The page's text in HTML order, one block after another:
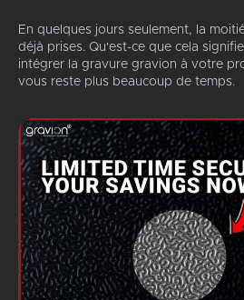
En quelques jours seulement, la
déjà prises. Qu'est-ce que cela
intégrer la gravure gravion à votre
vous reste plus beaucoup de temps.